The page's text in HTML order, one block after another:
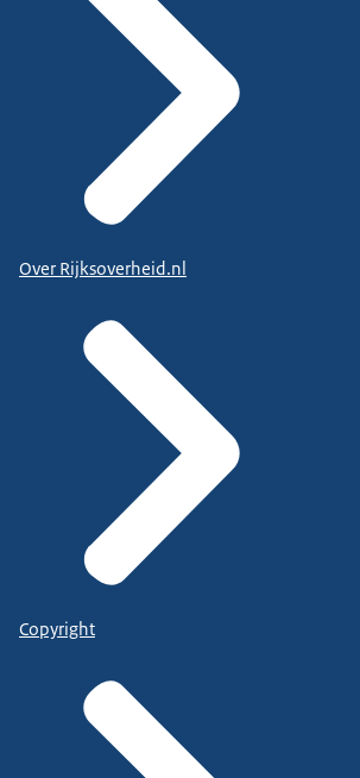
Over Rijksoverheid.nl
Copyright